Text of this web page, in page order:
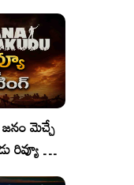
జనం మెచ్చే
రివ్యూ &